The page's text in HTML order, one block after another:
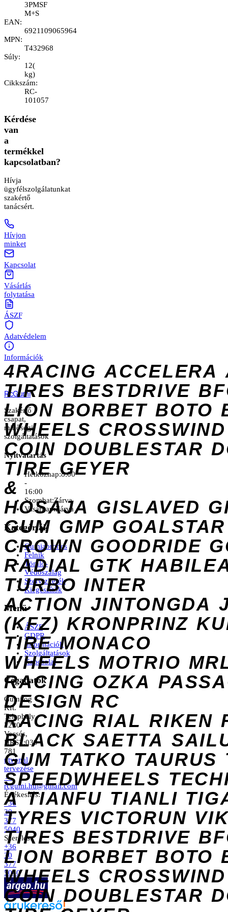
3PMSF
M+S
EAN:
6921109065964
MPN:
T432968
Súly:
12(
kg)
Cikkszám:
RC-
101057
Kérdése
van
a
termékkel
kapcsolatban?
Hívja
ügyfélszolgálatunkat
szakértő
tanácsért.
Hívjon
minket
Kapcsolat
Vásárlás
folytatása
ÁSZF
Adatvédelem
Információk
4RACING ACCELERA
TIRES BESTDRIVE
LION BORBET BOTO
WHEELS CROSSWIND
COIN DOUBLESTAR
TIRE GEYER
&
HOSAJA GISLAVED
GUM GMP GOALSTAR
CROWN GOODRIDE
RADIAL GTK
TURBO INTER
ACTION JINTONGDA
(KFZ) KRONPRINZ
TIRE MONACO
WHEELS MOTRIO
RACING OZKA
DESIGN RC
RACING RIAL RIKEN
BLACK SAETTA
GUM TATKO TAURUS
SPEEDWHEELS
A TIANFU TIANLI
TYRES VICTORUN
TIRES BESTDRIVE
LION BORBET BOTO
WHEELS CROSSWIND
COIN DOUBLESTAR
RcGumi
Szakértő
csapat,
minőségi
szolgáltatások
Nyitvatartás
Hétköznap:8:00
-
16:00
Szombat:Zárva
Vasárnap:Zárva
Kategóriák
Gumiabroncs
Felnik
Tömlő-
Védőszalag
Szervizkerék
Kiegészítők
Menü
ÁSZF
GDPR
Információk
Szolgáltatások
Kapcsolat
Cégadatok
Gumilog
Kft.
Telephely
2220
Vecsés,
HRSZ:039
781
útvonal
tervezése
→
rcgumi.hu@gmail.com
Értékesítés:
+36
30
377
5040
Szerelés:
+36
30
377
5040